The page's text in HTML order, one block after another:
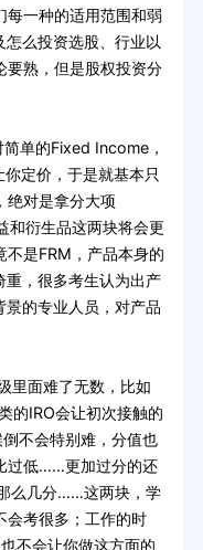
每一种的适用范围和弱
么投资选股、行业以
要熟，但是股权投资分
单的Fixed Income，
定价，于是就基本只
绝对是拿分大项
和衍生品这两块将会更
不是FRM，产品本身的
重，很多考生认为出产
的专业人员，对产品
面难了无数，比如
的IRO会让初次接触的
不会特别难，分值也
过低……更加过分的还
么几分……这两块，学
会考很多；工作的时
不会让你做这方面的